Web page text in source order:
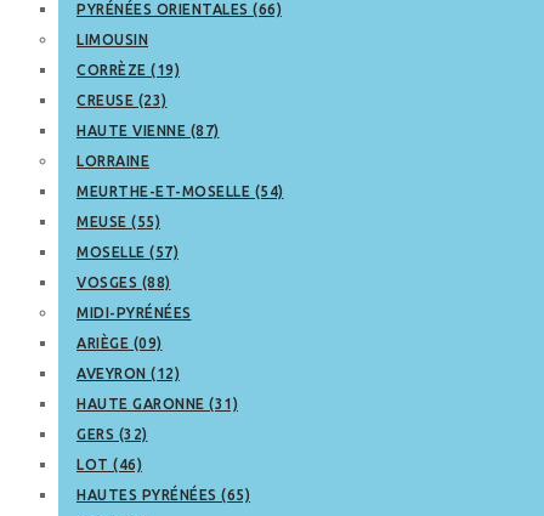
PYRÉNÉES ORIENTALES (66)
LIMOUSIN
CORRÈZE (19)
CREUSE (23)
HAUTE VIENNE (87)
LORRAINE
MEURTHE-ET-MOSELLE (54)
MEUSE (55)
MOSELLE (57)
VOSGES (88)
MIDI-PYRÉNÉES
ARIÈGE (09)
AVEYRON (12)
HAUTE GARONNE (31)
GERS (32)
LOT (46)
HAUTES PYRÉNÉES (65)